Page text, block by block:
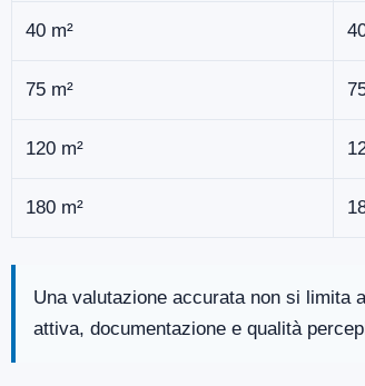
40 m²
75 m²
120 m²
180 m²
Una valutazione accurata non si limita
attiva, documentazione e qualità